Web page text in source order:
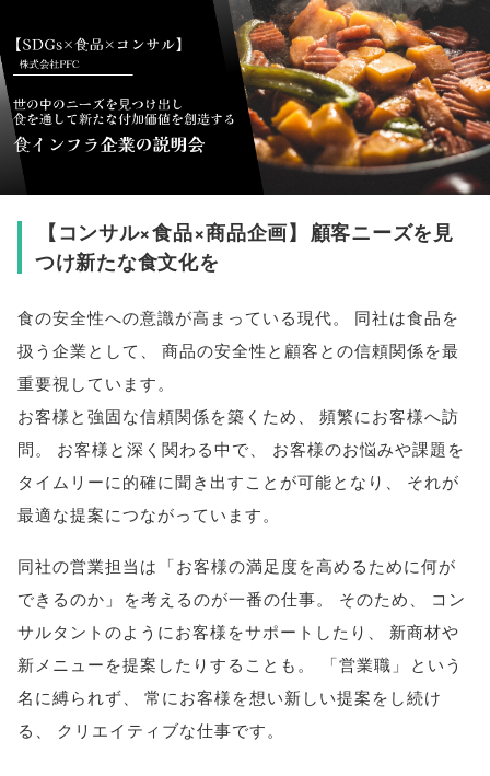
【コンサル×食品×商品企画】 顧客ニーズを見
つけ新たな食文化を
食の安全性への意識が高まっている現代。
同社は食品を
扱う企業として
商品の安全性と顧客との信頼関係を最
重要視しています。
お客様と強固な信頼関係を築くため
頻繁にお客様へ訪
問。 お客様と深く関わる中で
お客様のお悩みや課題を
タイムリーに的確に聞き出すことが可能となり
それが
最適な提案につながっています。
同社の営業担当は 「お客様の満足度を高めるために何が
できるのか 」 を考えるのが一番の仕事。 そのため
コン
サルタントのようにお客様をサポートしたり
新商材や
新メニューを提案したりすることも 。 「営業職 」
という
名に縛られず
常にお客様を想い新しい提案をし続け
る
クリエイティブな仕事です。